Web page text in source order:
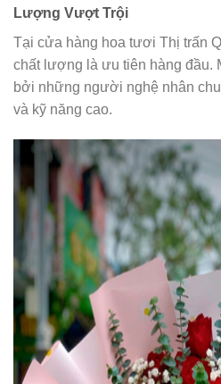
Lượng Vượt Trội
Tại cửa hàng hoa tươi Thị trấn
chất lượng là ưu tiên hàng đầu.
bởi những người nghệ nhân
và kỹ năng cao.